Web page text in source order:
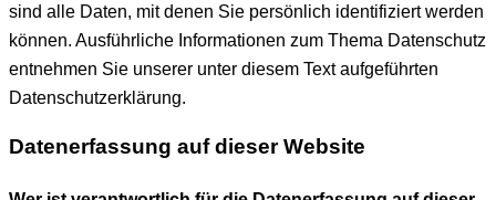
sind alle Daten, mit denen Sie persönlich identifiziert werden
können. Ausführliche Informationen zum Thema Datenschutz
entnehmen Sie unserer unter diesem Text aufgeführten
Datenschutzerklärung.
Datenerfassung auf dieser Website